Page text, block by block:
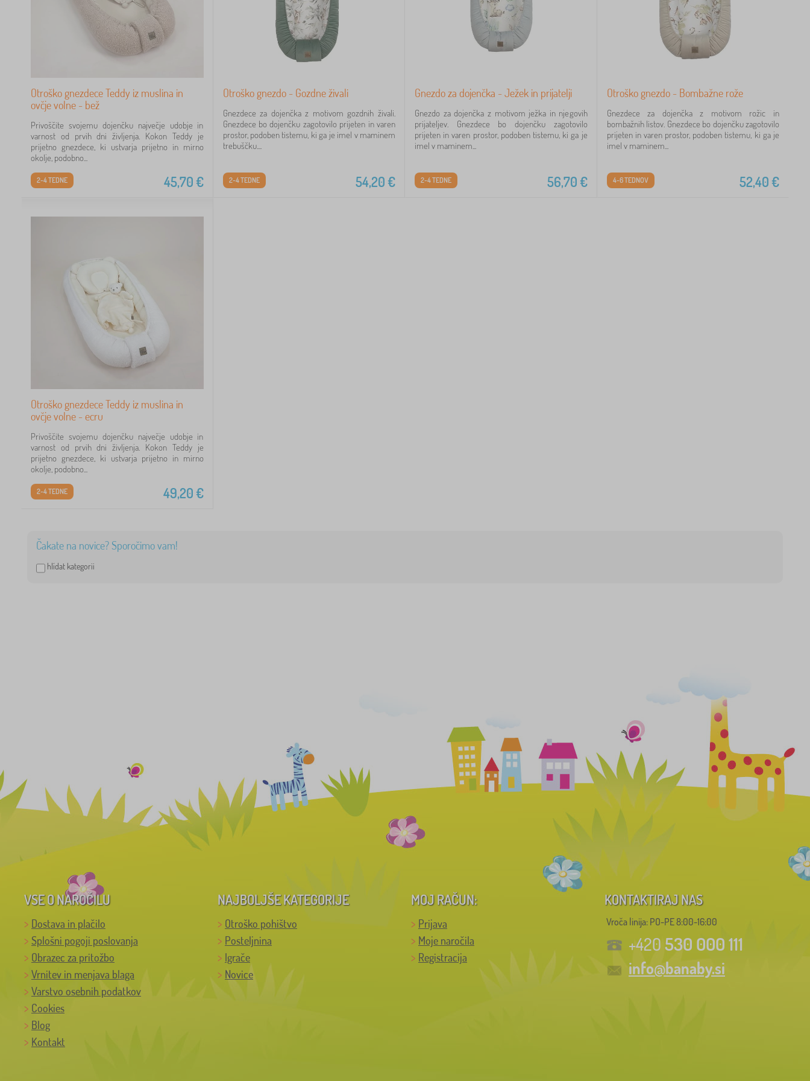
Otroško gnezdece Teddy iz muslina in
ovčje volne - bež
Privoščite svojemu dojenčku največje udobje in
varnost od prvih dni življenja. Kokon Teddy je
prijetno gnezdece, ki ustvarja prijetno in mirno
okolje, podobno...
45,70€
2-4 TEDNE
Otroško gnezdo - Gozdne živali
Gnezdece za dojenčka z motivom gozdnih živali.
Gnezdece bo dojenčku zagotovilo prijeten in varen
prostor, podoben tistemu, ki ga je imel v maminem
trebuščku....
54,20€
2-4 TEDNE
Gnezdo za dojenčka - Ježek in prijatelji
Gnezdo za dojenčka z motivom ježka in njegovih
prijateljev. Gnezdece bo dojenčku zagotovilo
prijeten in varen prostor, podoben tistemu, ki ga je
imel v maminem...
56,70€
2-4 TEDNE
Otroško gnezdo - Bombažne rože
Gnezdece za dojenčka z motivom rožic in
bombažnih listov. Gnezdece bo dojenčku zagotovilo
prijeten in varen prostor, podoben tistemu, ki ga je
imel v maminem...
52,40€
4-6 TEDNOV
Otroško gnezdece Teddy iz muslina in
ovčje volne - ecru
Privoščite svojemu dojenčku največje udobje in
varnost od prvih dni življenja. Kokon Teddy je
prijetno gnezdece, ki ustvarja prijetno in mirno
okolje, podobno...
49,20€
2-4 TEDNE
Čakate na novice? Sporočimo vam!
hlídat kategorii
VSE O NAROČILU
Dostava in plačilo
Splošni pogoji poslovanja
Obrazec za pritožbo
Vrnitev in menjava blaga
Varstvo osebnih podatkov
Cookies
Blog
Kontakt
NAJBOLJŠE KATEGORIJE
Otroško pohištvo
Posteljnina
Igrače
Novice
MOJ RAČUN:
Prijava
Moje naročila
Registracija
KONTAKTIRAJ NAS
Vroča linija: PO-PE 8:00-16:00
+420530 000 111
info@banaby.si